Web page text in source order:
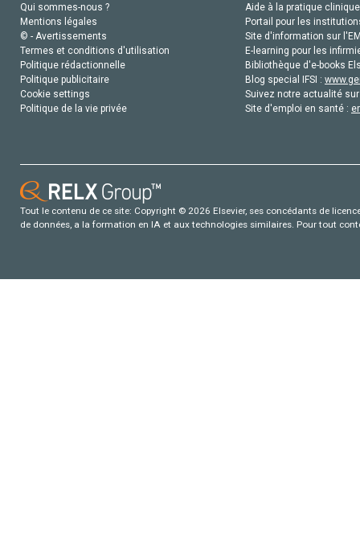
Qui sommes-nous ?
Mentions légales
© - Avertissements
Termes et conditions d'utilisation
Politique rédactionnelle
Politique publicitaire
Cookie settings
Politique de la vie privée
Aide à la pratique
Portail pour les
Site d'information sur
E-learning pour les
Bibliothèque d'e-books
Blog special IFSI :
Suivez notre actualité
Site d'emploi en santé :
Tout le contenu de ce site: Copyright © 2026 Elsevier, ses concédants de
de données, a la formation en IA et aux technologies similaires. Pour tout